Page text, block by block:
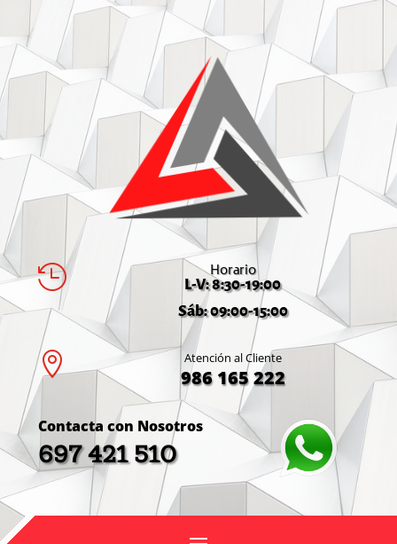
 Horario
L-V: 8:30-19:00
Sáb: 09:00-15:00
 Atención al Cliente
986 165 222
Contacta con Nosotros
697 421 510